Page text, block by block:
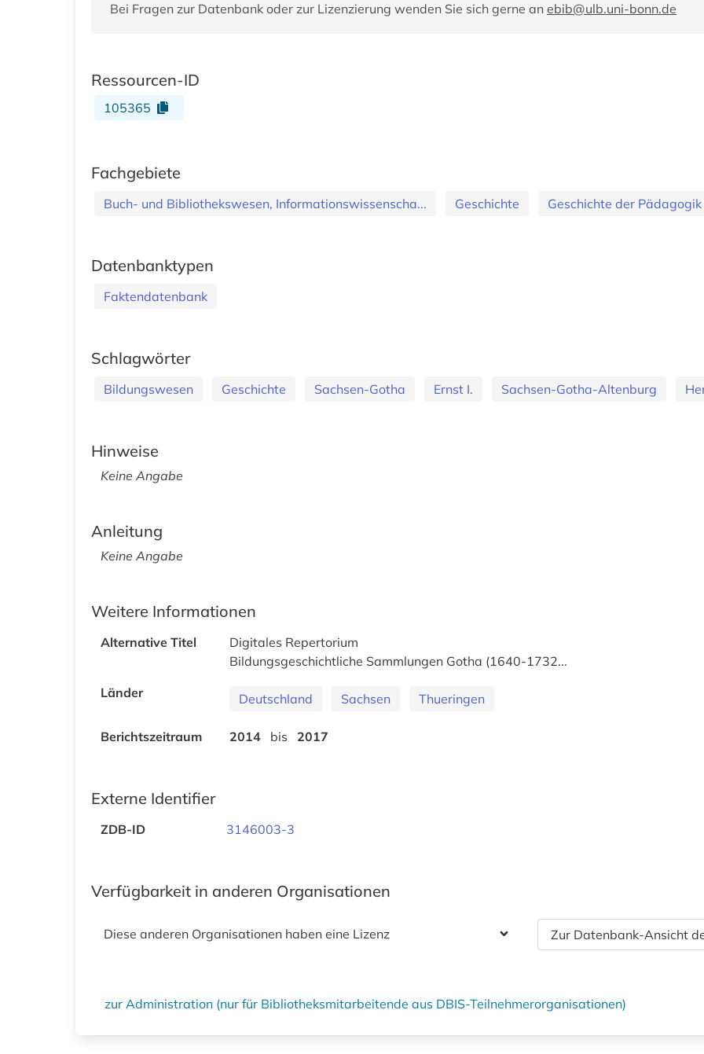
Bei Fragen zur Datenbank oder zur Lizenzierung wenden Sie sich gerne an ebib@ulb.uni-bonn.de
Ressourcen-ID
105365
Fachgebiete
Buch- und Bibliothekswesen, Informationswissenscha... Geschichte Geschichte der
Datenbanktypen
Faktendatenbank
Schlagwörter
Bildungswesen Geschichte Sachsen-Gotha Ernst I. Sachsen-Gotha-Altenburg
Hinweise
Keine Angabe
Anleitung
Keine Angabe
Weitere Informationen
Alternative Titel
Digitales Repertorium
Bildungsgeschichtliche Sammlungen Gotha (1640-1732...
Länder
Deutschland Sachsen Thueringen
Berichtszeitraum 2014 bis 2017
Externe Identifier
ZDB-ID 3146003-3
Verfügbarkeit in anderen Organisationen
Diese anderen Organisationen haben eine Lizenz Zur Datenbank-Ansicht
zur Administration (nur für Bibliotheksmitarbeitende aus DBIS-Teilnehmerorganisationen)